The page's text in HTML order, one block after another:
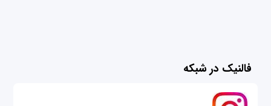
فالنیک در شبکه